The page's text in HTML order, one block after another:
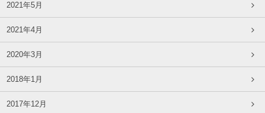
2021年5月
2021年4月
2020年3月
2018年1月
2017年12月